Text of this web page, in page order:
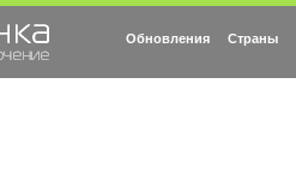
Обновления Страны